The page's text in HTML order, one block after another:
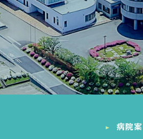
病院